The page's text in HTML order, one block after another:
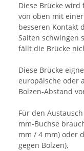
Diese Brücke
von oben mit
besseren Kontakt
Saiten schwingen
fällt die Brücke
Diese Brücke
europäische oder
Bolzen-Abstand
Für den
mm-Buchse
mm / 4 mm) oder
gegen Bolzen),